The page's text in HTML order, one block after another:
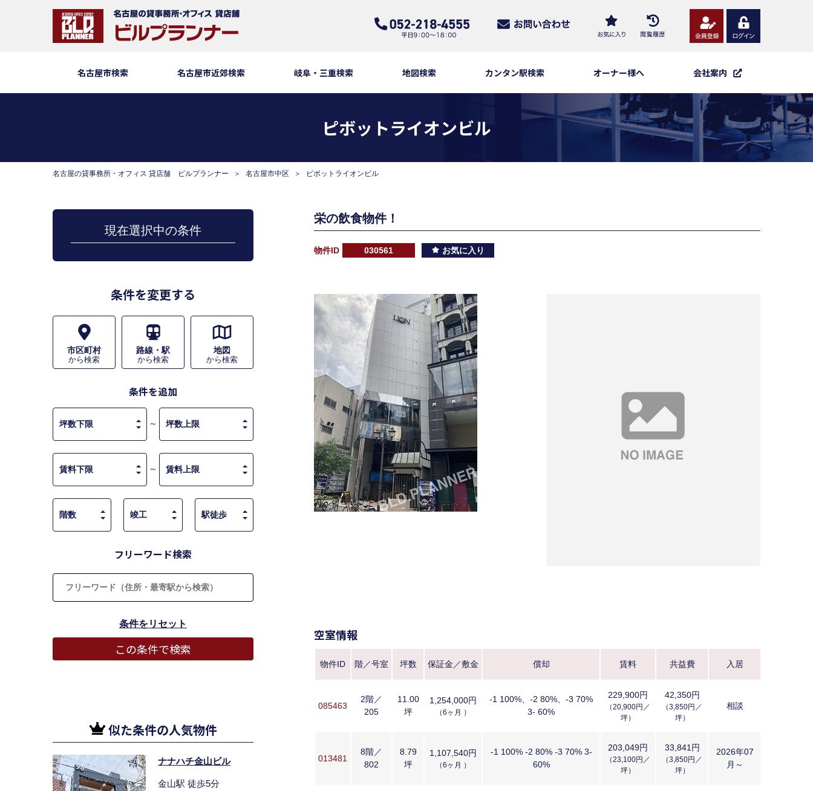
名古屋市検索 名古屋市近郊検索 岐阜・三重検索 地図検索 カンタン駅検索 オーナー様へ 会社案内
ピボットライオンビル
名古屋の貸事務所・オフィス 貸店舗 ビルプランナー 名古屋市中区 ピボットライオンビル
栄の飲食物件！
物件ID 030561 お気に入り
空室情報
物件ID 階／号室 坪数 保証金／敷金 償却 賃料 共益費 入居
085463
2階／
205
11.00
坪
1,254,000円
（6ヶ月 ）
-1 100%、-2 80%、-3 70%
3- 60%
229,900円
（20,900円／
坪）
42,350円
（3,850円／
坪）
相談
013481
8階／
802
8.79
坪
1,107,540円
（6ヶ月 ）
-1 100% -2 80% -3 70% 3-
60%
203,049円
（23,100円／
坪）
33,841円
（3,850円／
坪）
2026年07
月～
現在選択中の条件
条件を変更する
市区町村
から検索
路線・駅
から検索
地図
から検索
条件を追加
～
～
フリーワード検索
似た条件の人気物件
ナナハチ金山ビル
金山駅 徒歩5分